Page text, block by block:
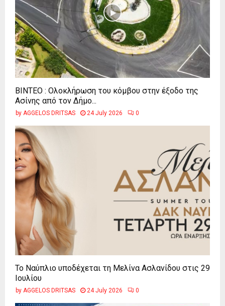
ΒΙΝΤΕΟ : Ολοκλήρωση του κόμβου στην έξοδο της
Ασίνης από τον Δήμο...
by AGGELOS DRITSAS 24 July 2026 0
Το Ναύπλιο υποδέχεται τη Μελίνα Ασλανίδου στις 29
Ιουλίου
by AGGELOS DRITSAS 24 July 2026 0